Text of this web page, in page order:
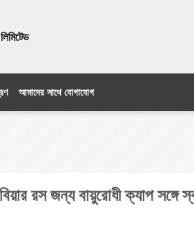
আমাদের সাথে যোগাযোগ
রস জন্য বায়ুরোধী ক্যাপ সঙ্গে